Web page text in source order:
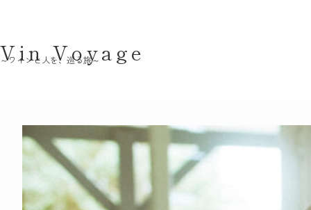
Vin Voyage
～ワインと人を、巡る旅～